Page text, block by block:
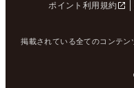
ポイント利用規約
掲載されている全てのコンテ